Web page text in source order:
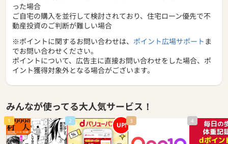
った場合
ご自宅の購入を並行して検討されており、住宅ローン優先で不
動産投資のご判断が難しい場合
※ポイントに関するお問い合わせは、 ポイント広場サポート ま
でお問い合わせください。
ポイントについて、広告主に直接お問い合わせをした場合、ポ
イント獲得対象外となる場合がございます。
みんなが使ってる大人気サービス！
1 2 UP! 3 4